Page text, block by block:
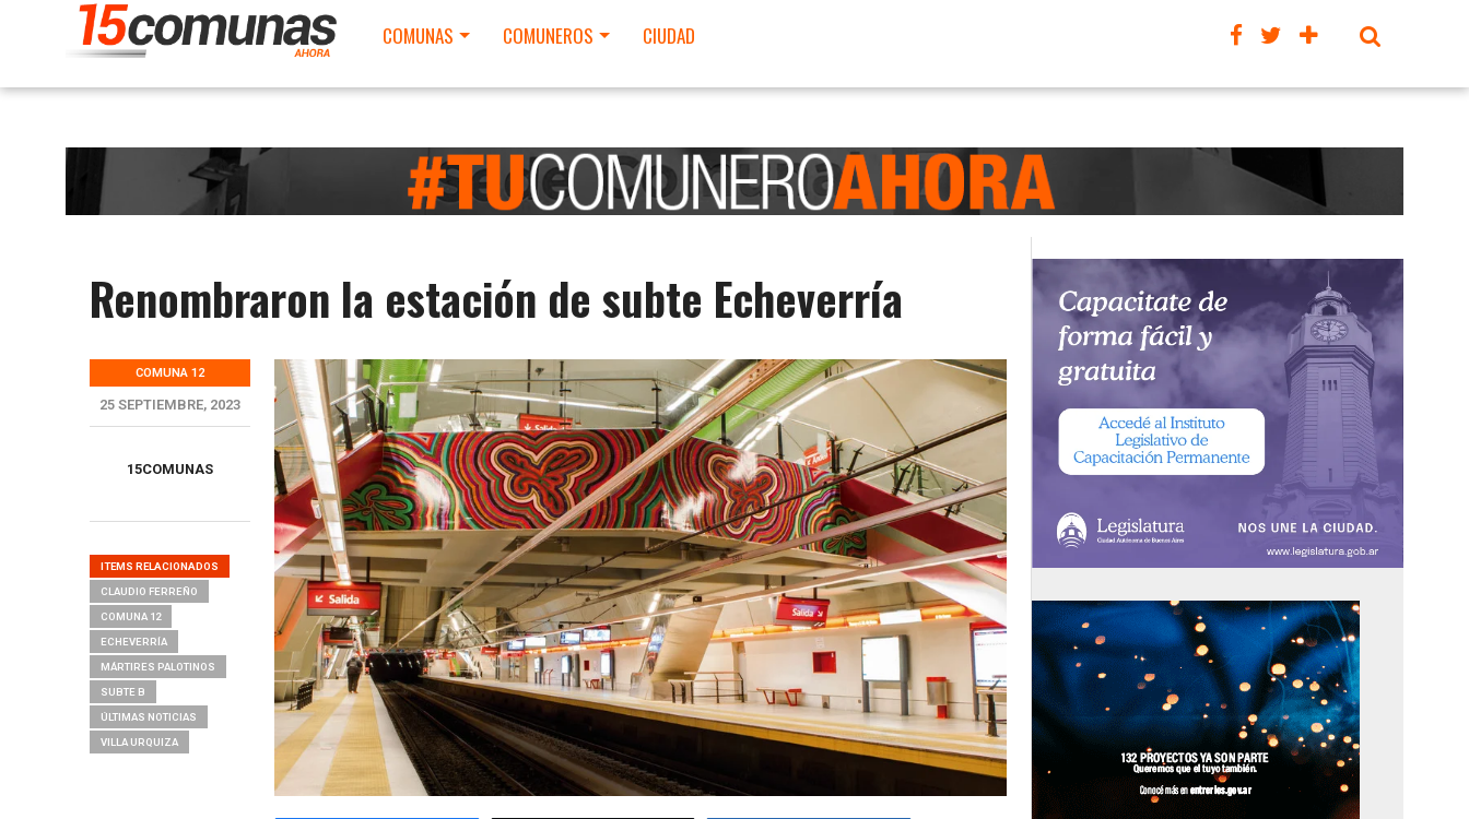
COMUNAS COMUNEROS CIUDAD
Renombraron la estación de subte Echeverría
COMUNA 12
25 SEPTIEMBRE, 2023
15COMUNAS
ITEMS RELACIONADOS
CLAUDIO FERREÑO
COMUNA 12
ECHEVERRÍA
MÁRTIRES PALOTINOS
SUBTE B
ÚLTIMAS NOTICIAS
VILLA URQUIZA